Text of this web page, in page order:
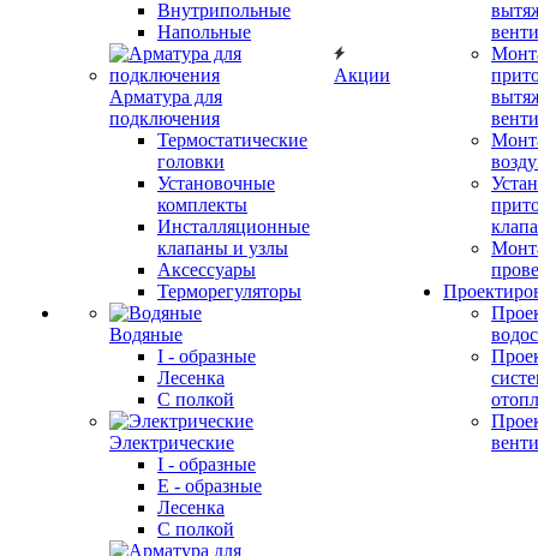
Внутрипольные
Напольные
Арматура для
подключения
Термостатические
головки
Установочные
комплекты
Инсталляционные
клапаны и узлы
Аксессуары
Терморегуляторы
Водяные
I - образные
Лесенка
С полкой
Электрические
I - образные
E - образные
Лесенка
С полкой
Акции